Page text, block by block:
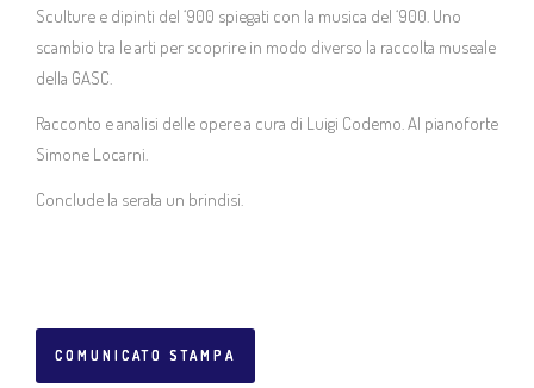
Sculture e dipinti del ‘900 spiegati con la musica del ‘900. Uno
scambio tra le arti per scoprire in modo diverso la raccolta museale
della GASC.
Racconto e analisi delle opere a cura di Luigi Codemo. Al pianoforte
Simone Locarni.
Conclude la serata un brindisi.
COMUNICATO STAMPA